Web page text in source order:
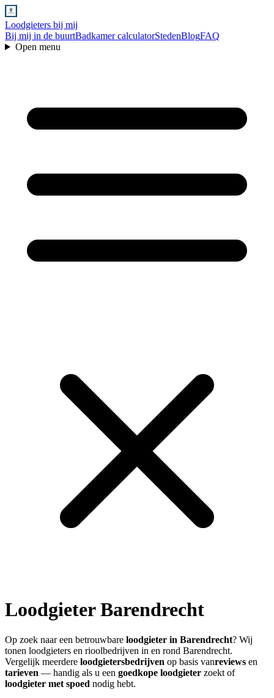
Loodgieters bij mij
Bij mij in de buurtBadkamer calculatorStedenBlogFAQ
Open menu
LoodgieterBarendrecht
Op zoek naar een betrouwbare loodgieter in Barendrecht? Wij
tonen loodgieters en rioolbedrijven in en rond Barendrecht.
Vergelijk meerdere loodgietersbedrijven op basis vanreviews en
tarieven — handig als u een goedkope loodgieter zoekt of
loodgieter met spoed nodig hebt.